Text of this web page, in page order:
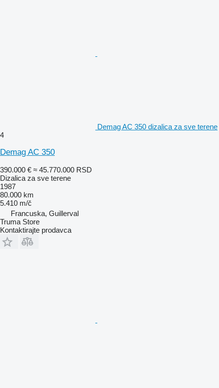
Demag AC 350 dizalica za sve terene
4
Demag AC 350
390.000 € ≈ 45.770.000 RSD
Dizalica za sve terene
1987
80.000 km
5.410 m/č
Francuska, Guillerval
Truma Store
Kontaktirajte prodavca